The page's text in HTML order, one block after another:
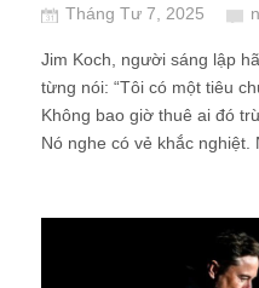
Tháng Tư 7, 2025
Jim Koch, người sáng lập
từng nói: “Tôi có một tiêu
Không bao giờ thuê ai đó
Nó nghe có vẻ khắc nghiệt.